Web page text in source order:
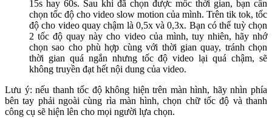
15s hay 60s. Sau khi đã chọn được mốc thời gian, bạn cần
chọn tốc độ cho video slow motion của mình. Trên tik tok, tốc
độ cho video quay chậm là 0,5x và 0,3x. Bạn có thể tuỳ chọn
2 tốc độ quay này cho video của mình, tuy nhiên, hãy nhớ
chọn sao cho phù hợp cùng với thời gian quay, tránh chọn
thời gian quá ngắn nhưng tốc độ video lại quá chậm, sẽ
không truyền đạt hết nội dung của video.
Lưu ý: nếu thanh tốc độ không hiện trên màn hình, hãy nhìn phía
bên tay phải ngoài cùng rìa màn hình, chọn chữ tốc độ và thanh
công cụ sẽ hiện lên cho mọi người lựa chọn.